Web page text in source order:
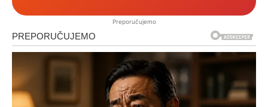
Preporučujemo